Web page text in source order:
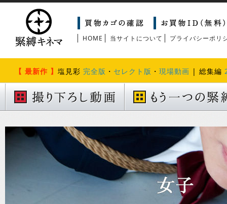
HOME 当サイトについて プライバシーポリ
【 最新作 】 塩見彩 完全版 ・ セレクト版 ・ 現場動画 | 総集編